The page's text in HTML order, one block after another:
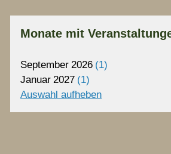
Monate mit
September 2026 1
Januar 2027 1
Auswahl aufheben